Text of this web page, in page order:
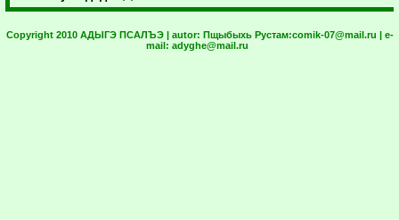
Copyright 2010 АДЫГЭ ПСАЛЪЭ | autor: Пщыбыхь Рустам:comik-07@mail.ru | e-
mail: adyghe@mail.ru